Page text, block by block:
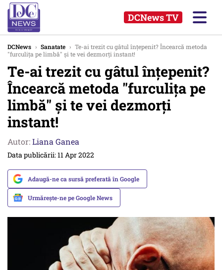
DCNews TV
DCNews › Sanatate › Te-ai trezit cu gâtul înţepenit? Încearcă metoda
"furculiţa pe limbă" şi te vei dezmorţi instant!
Te-ai trezit cu gâtul înţepenit?
Încearcă metoda "furculiţa pe
limbă" şi te vei dezmorţi
instant!
Autor:Liana Ganea
Data publicării: 11 Apr 2022
Adaugă-ne ca sursă preferată în Google
Urmărește-ne pe Google News